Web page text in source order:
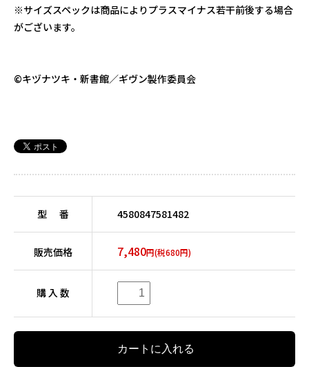
※サイズスペックは商品によりプラスマイナス若干前後する場合
がございます。
©キヅナツキ・新書館／ギヴン製作委員会
型 番 4580847581482
販売価格 7,480円(税680円)
購 入 数